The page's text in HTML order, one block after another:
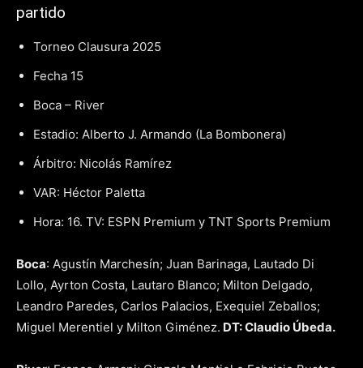
partido
Torneo Clausura 2025
Fecha 15
Boca – River
Estadio: Alberto J. Armando (La Bombonera)
Árbitro: Nicolás Ramírez
VAR: Héctor Paletta
Hora: 16. TV: ESPN Premium y TNT Sports Premium
Boca: Agustín Marchesín; Juan Barinaga, Lautado Di
Lollo, Ayrton Costa, Lautaro Blanco; Milton Delgado,
Leandro Paredes, Carlos Palacios, Exequiel Zeballos;
Miguel Merentiel y Milton Giménez. DT: Claudio Úbeda.